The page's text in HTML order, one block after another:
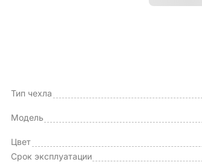
Тип чехла
Модель
Цвет
Срок эксплуатации